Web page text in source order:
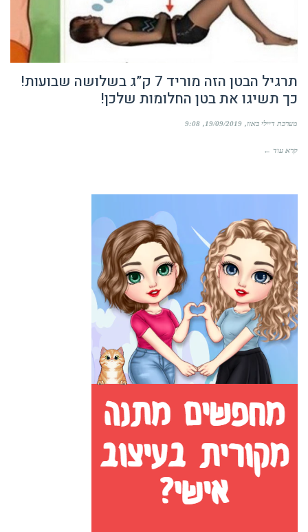
תרגיל הבטן הזה מוריד 7 ק”ג בשלושה שבועות!
כך תשיגו את בטן החלומות שלכן!
מערכת דיילי באזז 19/09/2019
9:08
קרא עוד ←